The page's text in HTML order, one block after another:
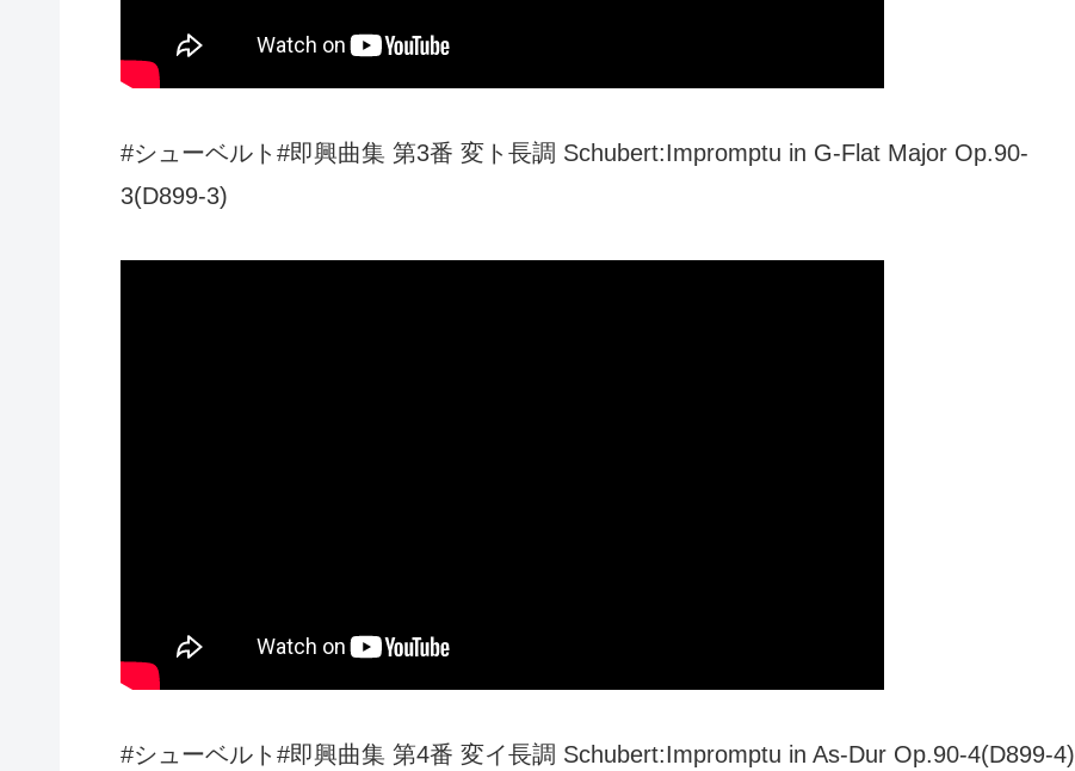
#シューベルト#即興曲集 第3番 変ト長調 Schubert:Impromptu in G-Flat Major Op.90-
3(D899-3)
#シューベルト#即興曲集 第4番 変イ長調 Schubert:Impromptu in As-Dur Op.90-4(D899-4)